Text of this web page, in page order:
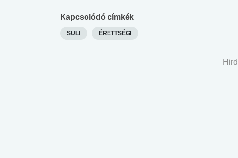
Kapcsolódó címkék
SULI ÉRETTSÉGI